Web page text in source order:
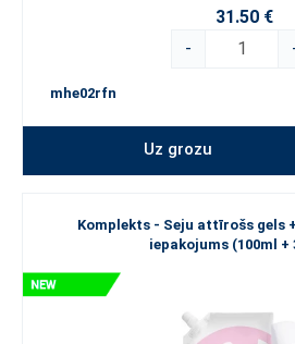
31.50 €
-
mhe02rfn
Uz grozu
Komplekts - Seju attīrošs gels
iepakojums (100ml +